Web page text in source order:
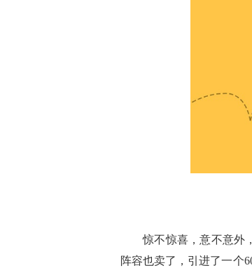
惊不惊喜，意不意外
阵容也卖了，引进了一个